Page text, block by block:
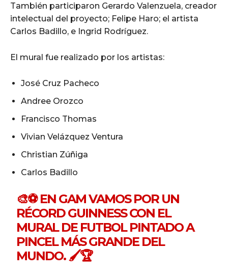
También participaron Gerardo Valenzuela, creador
intelectual del proyecto; Felipe Haro; el artista
Carlos Badillo, e Ingrid Rodríguez.
El mural fue realizado por los artistas:
José Cruz Pacheco
Andree Orozco
Francisco Thomas
Vivian Velázquez Ventura
Christian Zúñiga
Carlos Badillo
🎨⚽ EN GAM VAMOS POR UN
RÉCORD GUINNESS CON EL
MURAL DE FUTBOL PINTADO A
PINCEL MÁS GRANDE DEL
MUNDO. 🖌️🏆